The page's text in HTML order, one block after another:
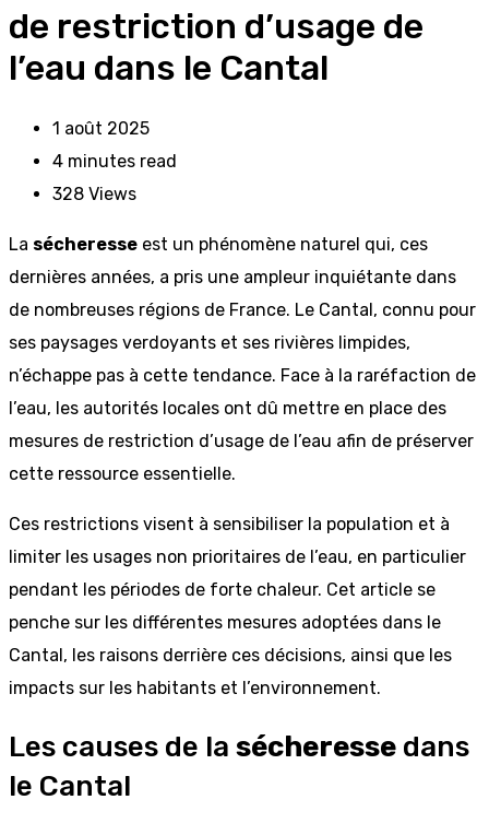
de restriction d’usage de
l’eau dans le Cantal
1 août 2025
4 minutes read
328 Views
La sécheresse est un phénomène naturel qui, ces
dernières années, a pris une ampleur inquiétante dans
de nombreuses régions de France. Le Cantal, connu pour
ses paysages verdoyants et ses rivières limpides,
n’échappe pas à cette tendance. Face à la raréfaction de
l’eau, les autorités locales ont dû mettre en place des
mesures de restriction d’usage de l’eau afin de préserver
cette ressource essentielle.
Ces restrictions visent à sensibiliser la population et à
limiter les usages non prioritaires de l’eau, en particulier
pendant les périodes de forte chaleur. Cet article se
penche sur les différentes mesures adoptées dans le
Cantal, les raisons derrière ces décisions, ainsi que les
impacts sur les habitants et l’environnement.
Les causes de la sécheresse dans
le Cantal